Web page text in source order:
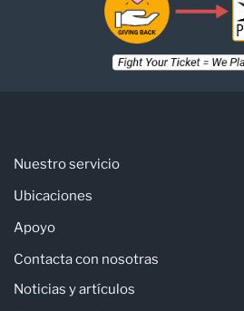
Nuestro servicio
Ubicaciones
Apoyo
Contacta con nosotras
Noticias y artículos